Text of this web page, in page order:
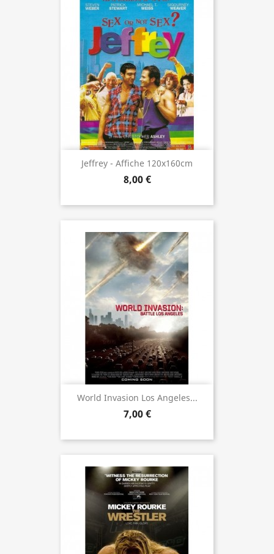
Jeffrey - Affiche 120x160cm
8,00 €
World Invasion Los Angeles...
7,00 €